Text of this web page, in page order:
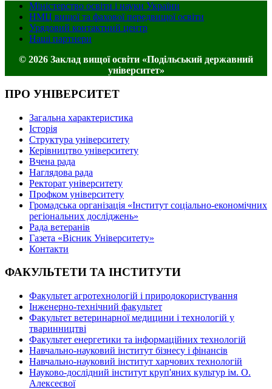
Міністерство освіти і науки України
НМЦ вищої та фахової передвищої освіти
Урядовий контактний центр
Наші партнери
© 2026 Заклад вищої освіти «Подільський державний
університет»
ПРО УНІВЕРСИТЕТ
Загальна характеристика
Історія
Структура університету
Керівництво університету
Вчена рада
Наглядова рада
Ректорат університету
Профком університету
Громадська організація «Інститут соціально-економічних
регіональних досліджень»
Рада ветеранів
Газета «Вісник Університету»
Контакти
ФАКУЛЬТЕТИ ТА ІНСТИТУТИ
Факультет агротехнологій і природокористування
Інженерно-технічний факультет
Факультет ветеринарної медицини і технологій у
тваринництві
Факультет енергетики та інформаційних технологій
Навчально-науковий інститут бізнесу і фінансів
Навчально-науковий інститут харчових технологій
Науково-дослідний інститут круп'яних культур ім. О.
Алексеєвої